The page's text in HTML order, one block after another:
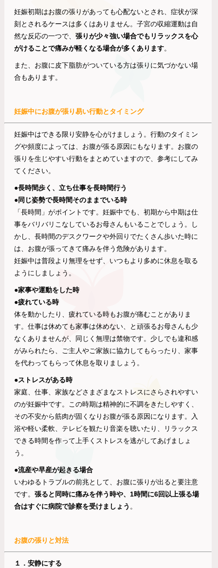
妊娠初期はお腹の張りがあっても心配ないとされ、症状が深
刻とされるケースは多くはありません。子宮の収縮運動は自
然な反応の一つで、張りが少々強い場合でもリラックスを心
がけることで痛みが軽くなる場合が多くあります。
また、お腹に皮下脂肪がついている方は張りに気づかない場
合もあります。
妊娠中にお腹が張り易い行動とタイミング
妊娠中はできる限り安静を心がけましょう。行動のタイミン
グや頻度によっては、お腹が張る原因にもなります。お腹の
張りを生じやすい行動をまとめていますので、参考にしてみ
てください。
●長時間歩く、立ち仕事を長時間行う
●同じ姿勢で長時間そのままでいる時
「長時間」がポイントです。妊娠中でも、初期から中期は仕
事をバリバリこなしているお母さんもいることでしょう。し
かし、長時間のデスクワークや外回りでたくさん歩いた時に
は、お腹が張ってきて痛みを伴う危険があります。
妊娠中は普段より無理をせず、いつもより多めに休息を取る
ようにしましょう。
●家事や運動をした時
●疲れている時
体を動かしたり、疲れている時もお腹が痛むことがありま
す。仕事は休めても家事は休めない、と頑張るお母さんも少
なくありませんが、同じく無理は禁物です。少しでも違和感
がみられたら、ご主人やご家族に協力してもらったり、家事
を代わってもらって休息を取りましょう。
●ストレスがある時
家庭、仕事、家族などさまざまなストレスにさらされやすい
のが妊娠中です。この時期は精神的に不調をきたしやすく、
その不安から筋肉が固くなりお腹が張る原因になります。入
浴や軽い柔軟、テレビを観たり音楽を聴いたり、リラックス
できる時間を作って上手くストレスを逃がしてあげましょ
う。
●流産や早産が起きる場合
いわゆるトラブルの前兆として、お腹に張りが出ると要注意
です。張ると同時に痛みを伴う時や、1時間に6回以上張る場
合はすぐに病院で診察を受けましょう 。
お腹の張りと対法
１．安静にする